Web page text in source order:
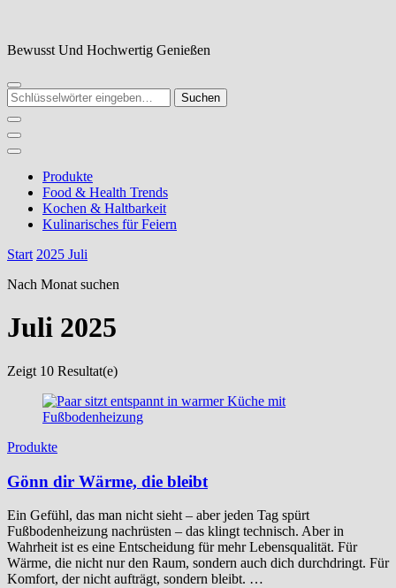
springen
Bewusst Und Hochwertig Genießen
Suchst
du
nach
etwas?
Produkte
Food & Health Trends
Kochen & Haltbarkeit
Kulinarisches für Feiern
Start 2025 Juli
Nach Monat suchen
Juli 2025
Zeigt 10 Resultat(e)
Produkte
Gönn dir Wärme, die bleibt
Ein Gefühl, das man nicht sieht – aber jeden Tag spürt
Fußbodenheizung nachrüsten – das klingt technisch. Aber in
Wahrheit ist es eine Entscheidung für mehr Lebensqualität. Für
Wärme, die nicht nur den Raum, sondern auch dich durchdringt. Für
Komfort, der nicht aufträgt, sondern bleibt. …